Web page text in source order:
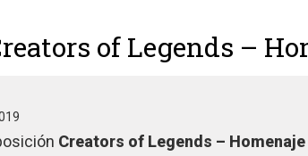
of Legends –
Creators of Legends – Homenaje